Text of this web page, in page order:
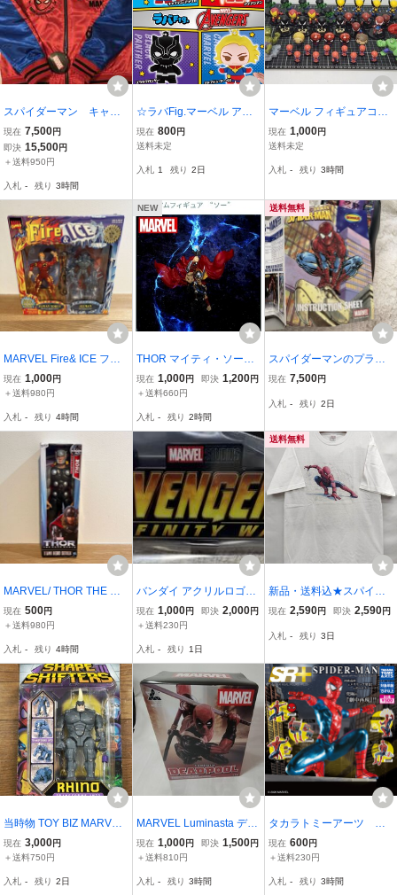
スパイダーマン キャラ
ジャン スカジャン Lサ
イズ 美品 SPIDER-MA
N マーベル MARVEL ア
現在 7,500円
即決 15,500円
＋送料950円
入札 - 残り 3時間
☆ラバFig.マーベル アベ
ンジャーズ「キャプテ
ン・アメリカ アイアンマ
プテン・マーベル」フィ
現在 800円
送料未定
入札 1 残り 2日
マーベル フィギュアコレ
クション など まとめて
カプセルトイ スパイダー
メリカ など ミニフィギュ
現在 1,000円
送料未定
入札 - 残り 3時間
MARVEL Fire& ICE フィ
ギュア HUMAN TORCH
アメコミ ICEMAN マー
TOYBIZ 1997
現在 1,000円
＋送料980円
入札 - 残り 4時間
NEW
THOR マイティ・ソー
ACT CUT プレミアムフィ
ギュア マーベル SEGA M
現在 1,000円 即決 1,200円
＋送料660円
入札 - 残り 2時間
送料無料
スパイダーマンのプラモ
デル
現在 7,500円
入札 - 残り 2日
MARVEL/ THOR THE DA
RK WORLD 【THOR】フ
ィギュア マーベルコミ
ブロ Hasbro 2013年
現在 500円
＋送料980円
入札 - 残り 4時間
バンダイ アクリルロゴデ
ィスプレイEX アベンジャ
ーズ インフィニティウォ
ルシネマティックユニバ
現在 1,000円 即決 2,000円
＋送料230円
入札 - 残り 1日
送料無料
新品・送料込★スパイダ
ーマン★白半袖★SPIDE
ル
現在 2,590円 即決 2,590円
入札 - 残り 3日
当時物 TOY BIZ MARVEL
SHAPE SHIFTERS RHIN
O フィギュア デッドスト
現在 3,000円
＋送料750円
入札 - 残り 2日
MARVEL Luminasta デッ
ドプール Ver.2 セガ フィ
ギュア マーベル DEADP
現在 1,000円 即決 1,500円
＋送料810円
入札 - 残り 3時間
タカラトミーアーツ ガ
チャ フィギュア SR+
スパイダーマン デラック
ダーマン（スパイダーセ
現在 600円
＋送料230円
入札 - 残り 3時間